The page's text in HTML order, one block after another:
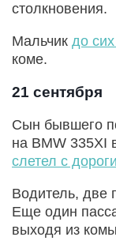
столкновения.
Мальчик до
коме.
21 сентября
Сын бывшего
на BMW 335XI
слетел с дороги
Водитель, две
Еще один
выходя из